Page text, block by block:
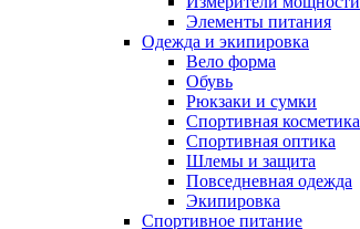
Элементы питания
Одежда и экипировка
Вело форма
Обувь
Рюкзаки и сумки
Спортивная косметика
Спортивная оптика
Шлемы и защита
Повседневная одежда
Экипировка
Спортивное питание